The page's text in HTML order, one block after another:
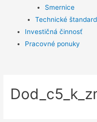
Smernice
Technické
Investičná činnosť
Pracovné ponuky